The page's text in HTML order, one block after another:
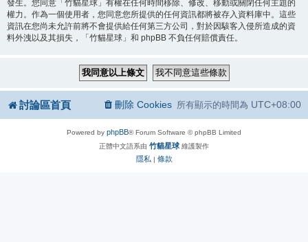
發生。您同意「竹貓星球」有權在任何時間移除、修改、移動或關閉任何主題的
權力。作為一個使用者，您同意您所提供的任何資訊都將被存入資料庫中。這些
資訊在您尚未允許前將不會提供給任何第三方公司，對於因駭客入侵所造成的資
料外洩以及其損失，「竹貓星球」和 phpBB 不負任何賠償責任。
討論區首頁 所有顯示的時間為 UTC+08:00
刪除 Cookies
Powered by phpBB® Forum Software © phpBB Limited
正體中文語系由 竹貓星球 維護製作
隱私 | 條款